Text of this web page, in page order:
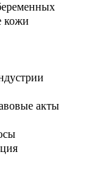
кожи
акты